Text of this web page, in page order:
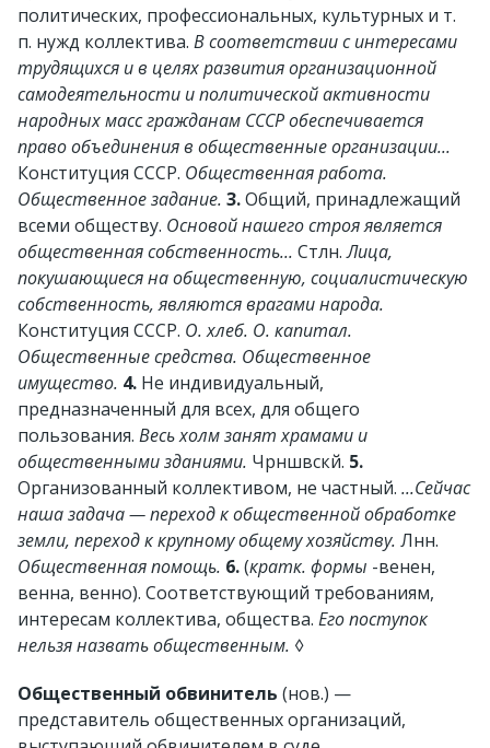
политических, профессиональных, культурных и т.
п. нужд коллектива. В соответствии с интересами
трудящихся и в целях развития организационной
самодеятельности и политической активности
народных масс гражданам СССР обеспечивается
право объединения в общественные организации...
Конституция СССР. Общественная работа.
Общественное задание. 3.Общий, принадлежащий
всеми обществу. Основой нашего строя является
общественная собственность... Стлн.Лица,
покушающиеся на общественную, социалистическую
собственность, являются врагами народа.
Конституция СССР. О. хлеб. О. капитал.
Общественные средства. Общественное
имущество. 4. Не индивидуальный,
предназначенный для всех, для общего
пользования. Весь холм занят храмами и
общественными зданиями. Чрншвскй. 5.
Организованный коллективом, не частный. ...Сейчас
наша задача — переход к общественной обработке
земли, переход к крупному общему хозяйству. Лнн.
Общественная помощь. 6.(кратк. формы -венен,
венна, венно). Соответствующий требованиям,
интересам коллектива, общества. Его поступок
нельзя назвать общественным. ◊
Общественный обвинитель (нов.) —
представитель общественных организаций,